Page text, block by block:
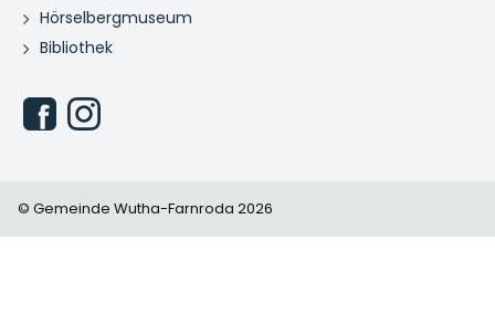
Hörselbergmuseum
Bibliothek
© Gemeinde Wutha-Farnroda 2026